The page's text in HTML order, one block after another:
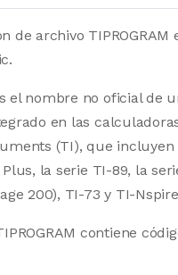
de archivo TIPROGRAM
el nombre no oficial de
en las
(TI), que
la serie TI-89, la
200), TI-73 y TI-
contiene